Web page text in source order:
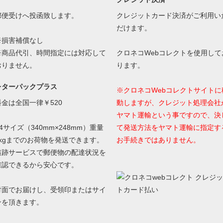
受けへ投函致します。
害補償なし
品代引、時間指定には対応して
ません。
ターパックプラス
金は全国一律￥520
サイズ（340mm×248mm）重量
までのお荷物を発送できます。
跡サービスで郵便物の配達状況を
できるから安心です。
面でお届けし、受領印またはサイ
頂きます。
クレジットカード決済がご利用い
だけます。
クロネコWebコレクトを使用して
ります。
※クロネコWebコレクトサイトに
動しますが、クレジット処理会社
ヤマト運輸という事ですので、決
て発送方法をヤマト運輸に指定す
お手続きではありません。